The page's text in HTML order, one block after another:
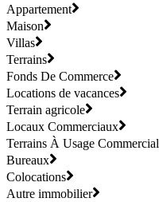
Appartement
Maison
Villas
Terrains
Fonds De Commerce
Locations de vacances
Terrain agricole
Locaux Commerciaux
Terrains À Usage Commercial
Bureaux
Colocations
Autre immobilier